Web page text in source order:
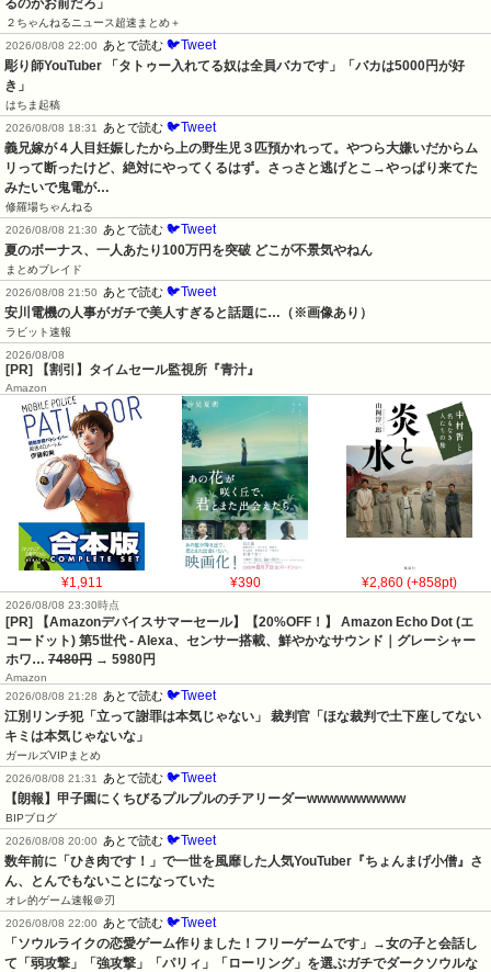
るのがお前だろ」
２ちゃんねるニュース超速まとめ＋
2026/08/08 22:00
あとで読む 🐦Tweet
彫り師YouTuber 「タトゥー入れてる奴は全員バカです」「バカは5000円が好
き」
はちま起稿
2026/08/08 18:31
あとで読む 🐦Tweet
義兄嫁が４人目妊娠したから上の野生児３匹預かれって。やつら大嫌いだからム
リって断ったけど、絶対にやってくるはず。さっさと逃げとこ→やっぱり来てた
みたいで鬼電が…
修羅場ちゃんねる
2026/08/08 21:30
あとで読む 🐦Tweet
夏のボーナス、一人あたり100万円を突破 どこが不景気やねん
まとめブレイド
2026/08/08 21:50
あとで読む 🐦Tweet
安川電機の人事がガチで美人すぎると話題に…（※画像あり）
ラビット速報
2026/08/08
[PR] 【割引】タイムセール監視所『青汁』
Amazon
¥1,911 ¥390 ¥2,860 (+858pt)
2026/08/08 23:30時点
[PR] 【Amazonデバイスサマーセール】【20%OFF！】 Amazon Echo Dot (エ
コードット) 第5世代 - Alexa、センサー搭載、鮮やかなサウンド｜グレーシャー
ホワ… 7480円 → 5980円
Amazon
2026/08/08 21:28
あとで読む 🐦Tweet
江別リンチ犯「立って謝罪は本気じゃない」 裁判官「ほな裁判で土下座してない
キミは本気じゃないな」
ガールズVIPまとめ
2026/08/08 21:31
あとで読む 🐦Tweet
【朗報】甲子園にくちびるプルプルのチアリーダーwwwwwwwwww
BIPブログ
2026/08/08 20:00
あとで読む 🐦Tweet
数年前に「ひき肉です！」で一世を風靡した人気YouTuber『ちょんまげ小僧』さ
ん、とんでもないことになっていた
オレ的ゲーム速報＠刃
2026/08/08 22:00
あとで読む 🐦Tweet
「ソウルライクの恋愛ゲーム作りました！フリーゲームです」→女の子と会話し
て「弱攻撃」「強攻撃」「パリィ」「ローリング」を選ぶガチでダークソウルな